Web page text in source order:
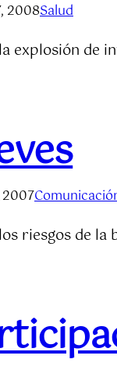
2008Salud
explosión de
2007
riesgos de la